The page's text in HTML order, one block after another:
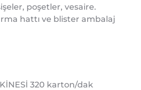
poşetler, vesaire.
hattı ve blister ambalaj
320 karton/dak